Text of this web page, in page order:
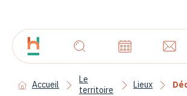
Accueil
Le
territoire
Lieux